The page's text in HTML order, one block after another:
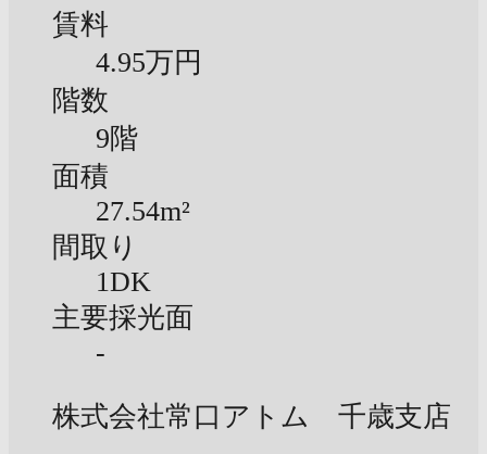
賃料
4.95万円
階数
9階
面積
27.54m²
間取り
1DK
主要採光面
-
株式会社常口アトム 千歳支店